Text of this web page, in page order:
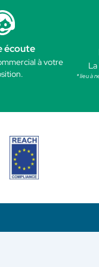
écoute
à votre
* lieu à